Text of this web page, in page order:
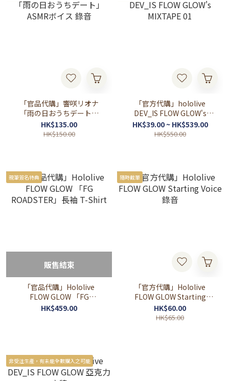
「官品代購」響咲リオナ
「雨の日おうちデート」
ASMRボイス 錄音
HK$135.00
HK$150.00
「官方代購」hololive
DEV_IS FLOW GLOW's
MIXTAPE 01
HK$39.00 ~ HK$539.00
HK$550.00
親筆簽名特典
販售結束
「官品代購」Hololive
FLOW GLOW 「FG
ROADSTER」長袖 T-Shirt
HK$459.00
隨時截單
「官方代購」Hololive
FLOW GLOW Starting
Voice錄音
HK$60.00
HK$65.00
非受注生產，有未能全數購入之可能